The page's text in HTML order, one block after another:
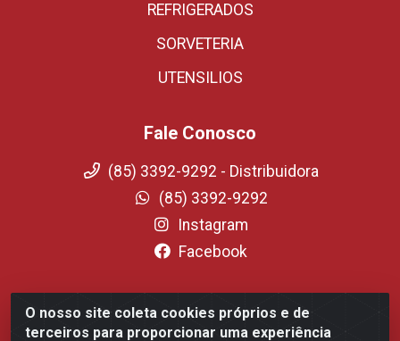
O nosso site coleta cookies próprios e de
terceiros para proporcionar uma experiência
REFRIGERADOS
SORVETERIA
UTENSILIOS
Fale Conosco
(85) 3392-9292 - Distribuidora
(85) 3392-9292
Instagram
Facebook
Fortali Distribuidora de Alimentos LTDA - Avenida